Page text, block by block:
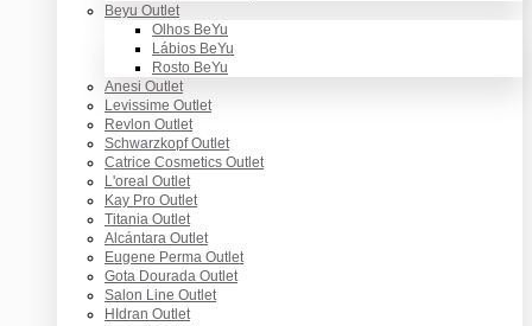
Beyu Outlet
Olhos BeYu
Lábios BeYu
Rosto BeYu
Anesi Outlet
Levissime Outlet
Revlon Outlet
Schwarzkopf Outlet
Catrice Cosmetics Outlet
L'oreal Outlet
Kay Pro Outlet
Titania Outlet
Alcántara Outlet
Eugene Perma Outlet
Gota Dourada Outlet
Salon Line Outlet
HIdran Outlet